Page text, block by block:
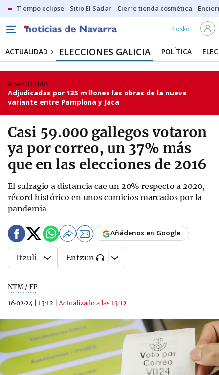
Tiempo eclipse Sitio El Sadar Cierre tienda cosmética
Kiosko
ACTUALIDAD ELECCIONES GALICIA POLÍTICA
SOCIEDAD
Adjudicadas por 135 millones las obras de la nueva
variante entre Pamplona y Jaca
Casi 59.000 gallegos votaron
ya por correo, un 37% más
que en las elecciones de 2016
El sufragio a distancia cae un 20% respecto a 2020,
récord histórico en unos comicios marcados por la
pandemia
NTM / EP
16·02·24
13:12 |Actualizado a las 13:12
Añádenos en Google
Itzuli Entzun